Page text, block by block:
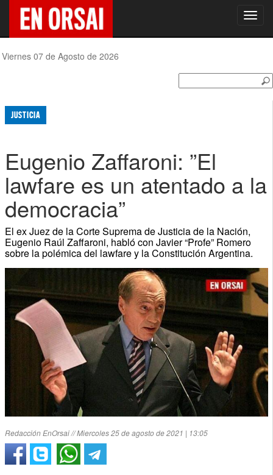
Viernes 07 de Agosto de 2026
JUSTICIA
Eugenio Zaffaroni: ”El
lawfare es un atentado a la
democracia”
El ex Juez de la Corte Suprema de Justicia de la Nación,
Eugenio Raúl Zaffaroni, habló con Javier “Profe” Romero
sobre la polémica del lawfare y la Constitución Argentina.
Redacción EnOrsai // Miercoles 25 de agosto de 2021 | 13:05